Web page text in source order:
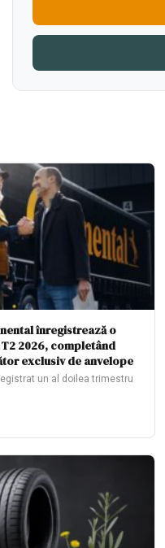
înregistrează o
2026, completând
exclusiv de anvelope
un al doilea trimestru